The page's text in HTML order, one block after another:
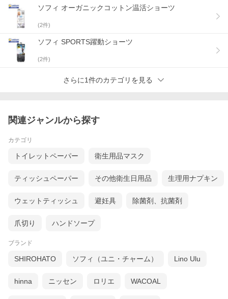
POINT 02
やわらかコットン素材でソフトなはき心地
羽がしまえる二重構造
羽がしまえる二重構造
ソフィ オーガニックコットン温活ショーツ
(2件)
ソフィ SPORTS躍動ショーツ
(2件)
さらに1件のカテゴリを見る
関連ジャンルから探す
カテゴリ
トイレットペーパー 衛生用品マスク
ティッシュペーパー その他衛生日用品 生理用ナプキン
ウェットティッシュ 避妊具 除菌剤、抗菌剤
爪切り ハンドソープ
ブランド
SHIROHATO ソフィ（ユニ・チャーム） Lino Ulu
hinna ニッセン ロリエ WACOAL